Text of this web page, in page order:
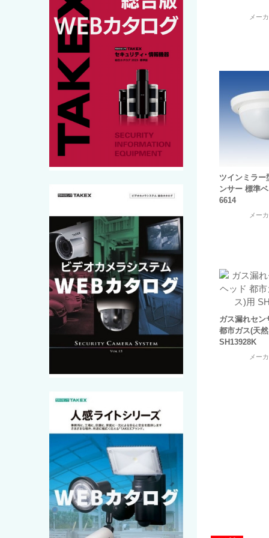
メー
ツインミラー
ンサー 標準
6614
メー
ガス漏れセ
都市ガス(天
SH13928K
メー